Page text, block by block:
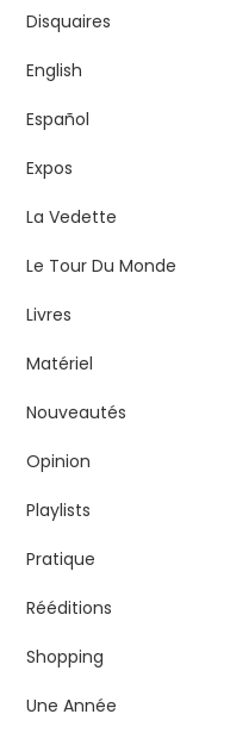
Disquaires
English
Español
Expos
La Vedette
Le Tour Du Monde
Livres
Matériel
Nouveautés
Opinion
Playlists
Pratique
Rééditions
Shopping
Une Année